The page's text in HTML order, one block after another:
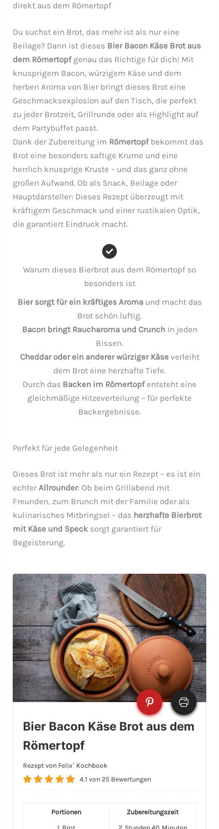
direkt aus dem Römertopf
Du suchst ein Brot, das mehr ist als nur eine
Beilage? Dann ist dieses Bier Bacon Käse Brot aus
dem Römertopfgenau das Richtige für dich! Mit
knusprigem Bacon, würzigem Käse und dem
herben Aroma von Bier bringt dieses Brot eine
Geschmacksexplosion auf den Tisch, die perfekt
zu jeder Brotzeit, Grillrunde oder als Highlight auf
dem Partybuffet passt.
Dank der Zubereitung im Römertopfbekommt das
Brot eine besonders saftige Krume und eine
herrlich knusprige Kruste – und das ganz ohne
großen Aufwand. Ob als Snack, Beilage oder
Hauptdarsteller: Dieses Rezept überzeugt mit
kräftigem Geschmack und einer rustikalen Optik,
die garantiert Eindruck macht.
Warum dieses Bierbrot aus dem Römertopf so
besonders ist
Bier sorgt für ein kräftiges Aromaund macht das
Brot schön luftig.
Bacon bringt Raucharoma und Crunchin jeden
Bissen.
Cheddar oder ein anderer würziger Käseverleiht
dem Brot eine herzhafte Tiefe.
Durch das Backen im Römertopfentsteht eine
gleichmäßige Hitzeverteilung – für perfekte
Backergebnisse.
Perfekt für jede Gelegenheit
Dieses Brot ist mehr als nur ein Rezept – es ist ein
echterAllrounder: Ob beim Grillabend mit
Freunden, zum Brunch mit der Familie oder als
kulinarisches Mitbringsel – das herzhafte Bierbrot
mit Käse und Speck sorgt garantiert für
Begeisterung.
Bier Bacon Käse Brot aus dem
Römertopf
Rezept von Felix` Kochbook
4.1 von 25 Bewertungen
Portionen
Zubereitungszeit